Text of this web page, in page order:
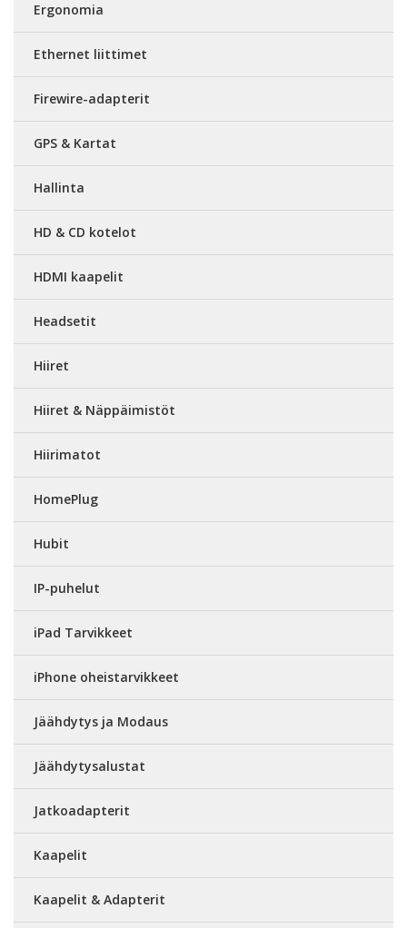
Ergonomia
Ethernet liittimet
Firewire-adapterit
GPS & Kartat
Hallinta
HD & CD kotelot
HDMI kaapelit
Headsetit
Hiiret
Hiiret & Näppäimistöt
Hiirimatot
HomePlug
Hubit
IP-puhelut
iPad Tarvikkeet
iPhone oheistarvikkeet
Jäähdytys ja Modaus
Jäähdytysalustat
Jatkoadapterit
Kaapelit
Kaapelit & Adapterit